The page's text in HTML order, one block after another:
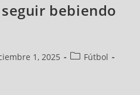
bebiendo
1, 2025
Fútbol